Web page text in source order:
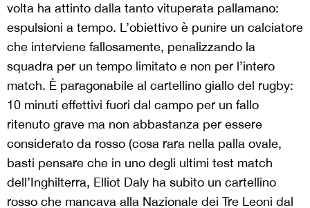
volta ha attinto dalla tanto vituperata pallamano:
espulsioni a tempo. L’obiettivo è punire un calciatore
che interviene fallosamente, penalizzando la
squadra per un tempo limitato e non per l’intero
match. È paragonabile al cartellino giallo del rugby:
10 minuti effettivi fuori dal campo per un fallo
ritenuto grave ma non abbastanza per essere
considerato da rosso (cosa rara nella palla ovale,
basti pensare che in uno degli ultimi test match
dell’Inghilterra, Elliot Daly ha subito un cartellino
rosso che mancava alla Nazionale dei Tre Leoni dal